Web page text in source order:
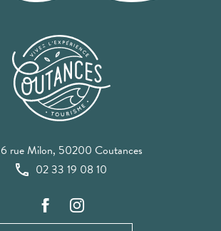
6 rue Milon, 50200 Coutances
02 33 19 08 10